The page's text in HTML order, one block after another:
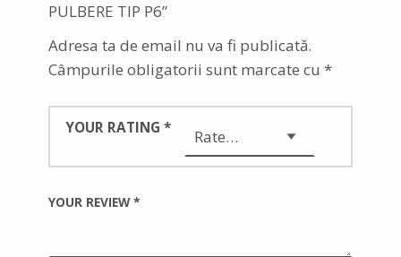
PULBERE TIP P6”
Adresa ta de email nu va fi publicată.
Câmpurile obligatorii sunt marcate cu *
YOUR RATING *
YOUR REVIEW*